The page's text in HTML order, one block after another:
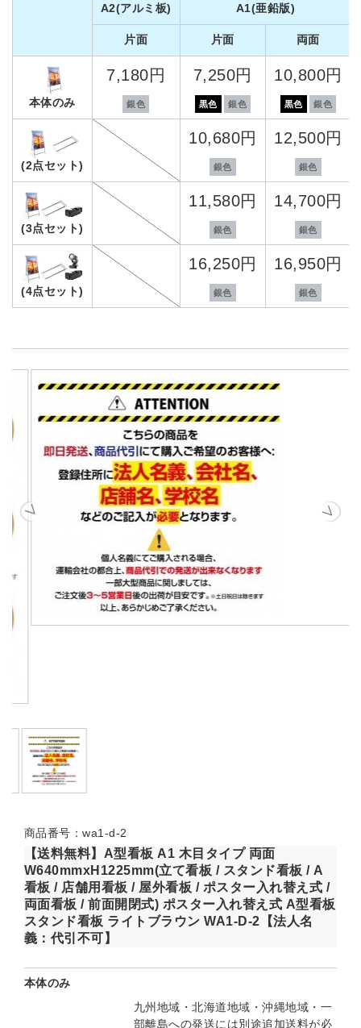
A2(アルミ板) A1(亜鉛版)
片面 片面 両面
本体のみ
7,180円
銀色
7,250円
黒色 銀色
10,800円
黒色 銀色
(2点セット)
10,680円
銀色
12,500円
銀色
(3点セット)
11,580円
銀色
14,700円
銀色
(4点セット)
16,250円
銀色
16,950円
銀色
商品番号：wa1-d-2
【送料無料】A型看板 A1 木目タイプ 両面
W640mmxH1225mm(立て看板 / スタンド看板 / A
看板 / 店舗用看板 / 屋外看板 / ポスター入れ替え式 /
両面看板 / 前面開閉式) ポスター入れ替え式 A型看板
スタンド看板 ライトブラウン WA1-D-2【法人名
義：代引不可】
本体のみ
九州地域・北海道地域・沖縄地域・一
部離島への発送には別途追加送料が必